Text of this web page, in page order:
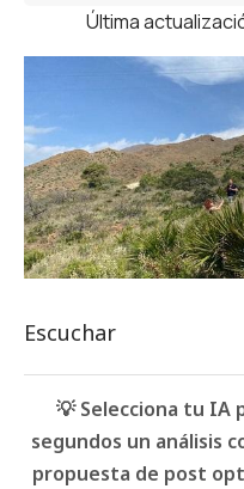
Última
Escuchar
💡 Selecciona tu IA
segundos un análisis
propuesta de post